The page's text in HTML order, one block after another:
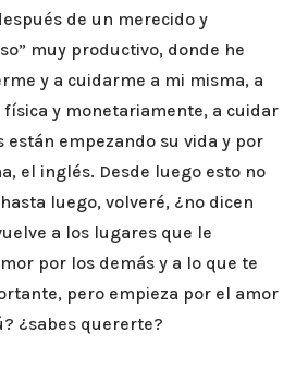
de un merecido y
muy productivo, donde he
y a cuidarme a mi misma, a
y monetariamente, a cuidar
están empezando su vida y por
el inglés. Desde luego esto no
luego, volveré, ¿no dicen
a los lugares que le
por los demás y a lo que te
pero empieza por el amor
¿sabes quererte?